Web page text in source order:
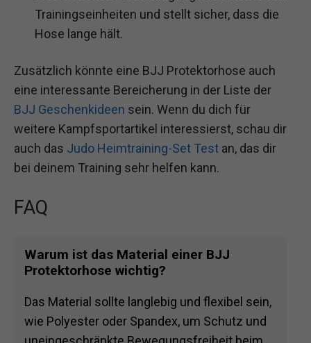
Trainingseinheiten und stellt sicher, dass die
Hose lange hält.
Zusätzlich könnte eine BJJ Protektorhose auch
eine interessante Bereicherung in der Liste der
BJJ Geschenkideen sein. Wenn du dich für
weitere Kampfsportartikel interessierst, schau dir
auch das Judo Heimtraining-Set Test an, das dir
bei deinem Training sehr helfen kann.
FAQ
Warum ist das Material einer BJJ
Protektorhose wichtig?
Das Material sollte langlebig und flexibel sein,
wie Polyester oder Spandex, um Schutz und